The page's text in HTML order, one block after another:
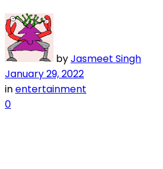
byJasmeet Singh
January 29, 2022
inentertainment
0